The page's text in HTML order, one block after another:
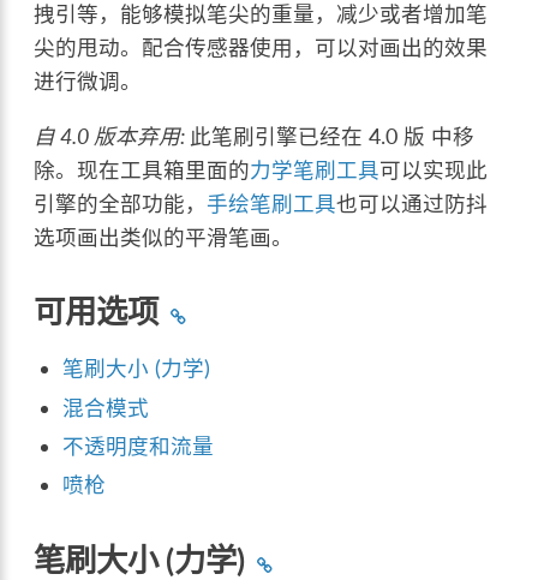
拽引等，能够模拟笔尖的重量，减少或者增加笔
尖的甩动。配合传感器使用，可以对画出的效果
进行微调。
自 4.0 版本弃用: 此笔刷引擎已经在 4.0 版 中移
除。现在工具箱里面的力学笔刷工具可以实现此
引擎的全部功能，手绘笔刷工具也可以通过防抖
选项画出类似的平滑笔画。
可用选项
笔刷大小 (力学)
混合模式
不透明度和流量
喷枪
笔刷大小 (力学)